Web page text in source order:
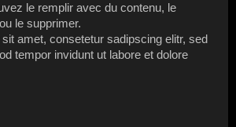
le remplir avec du contenu, le
le supprimer.
amet, consetetur sadipscing elitr, sed
tempor invidunt ut labore et dolore